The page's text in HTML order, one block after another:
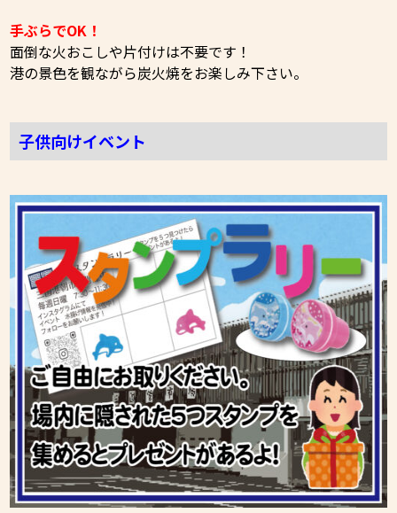
手ぶらでOK！
面倒な火おこしや片付けは不要です！
港の景色を観ながら炭火焼をお楽しみ下さい。
子供向けイベント